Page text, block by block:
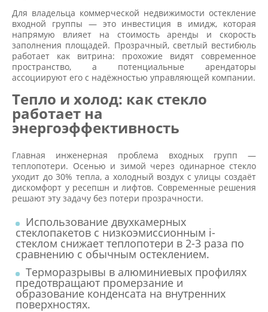
Для владельца коммерческой недвижимости остекление
входной группы — это инвестиция в имидж, которая
напрямую влияет на стоимость аренды и скорость
заполнения площадей. Прозрачный, светлый вестибюль
работает как витрина: прохожие видят современное
пространство, а потенциальные арендаторы
ассоциируют его с надёжностью управляющей компании.
Тепло и холод: как стекло
работает на
энергоэффективность
Главная инженерная проблема входных групп —
теплопотери. Осенью и зимой через одинарное стекло
уходит до 30% тепла, а холодный воздух с улицы создаёт
дискомфорт у ресепшн и лифтов. Современные решения
решают эту задачу без потери прозрачности.
Использование двухкамерных
стеклопакетов с низкоэмиссионным i-
стеклом снижает теплопотери в 2-3 раза по
сравнению с обычным остеклением.
Терморазрывы в алюминиевых профилях
предотвращают промерзание и
образование конденсата на внутренних
поверхностях.